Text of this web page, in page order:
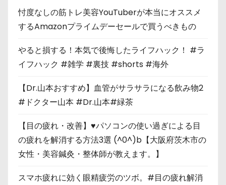
忖度なしの筋トレ美容YouTuberが本当にオススメ
するAmazonプライムデーセールで買うべきもの
やると損する！本気で後悔したライフハック！ #ラ
イフハック #雑学 #裏技 #shorts #海外
【Dr.山本おすすめ】血管がサラサラになる飲み物2
#ドクター山本 #Dr.山本#緑茶
【目の疲れ・改善】♥パソコンの使い過ぎによる目
の疲れを解消する方法3選 (^0^)b【大阪府茨木市の
女性・美容鍼灸・整体師が教えます。】
スマホ疲れに効く眼精疲労のツボ。#目の疲れ解消